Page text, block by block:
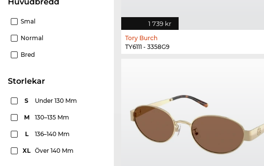
Smal
Normal
Bred
Storlekar
S Under 130 Mm
M 130–135 Mm
L 136–140 Mm
XL Över 140 Mm
1 739 kr
Tory Burch
TY6111 - 3358G9